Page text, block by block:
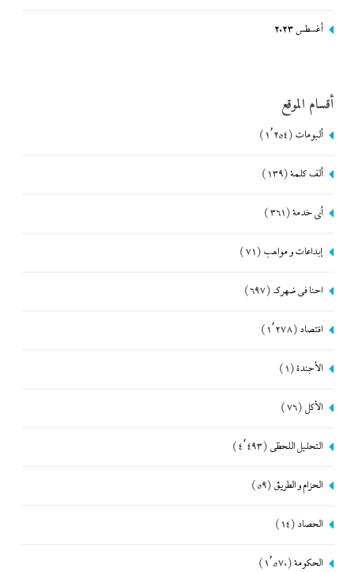
أغسطس 2023
أقسام الموقع
ألبومات (1٬254)
ألف كلمة(139)
أي خدمة(361)
إبداعات و مواهب (71)
احنا في ضهرك (697)
اقتصاد (1٬278)
الأجندة(1)
الأكل (76)
التحليل اللحظي (4٬493)
الحزام و الطريق (59)
الحصاد (14)
الحكومة(1٬570)